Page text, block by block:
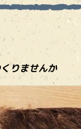
りませんか